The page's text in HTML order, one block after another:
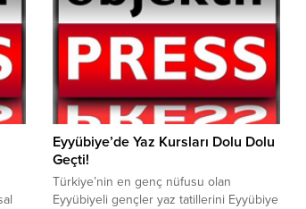
Eyyübiye’de Yaz Kursları Dolu Dolu
Geçti!
Türkiye’nin en genç nüfusu olan
Eyyübiyeli gençler yaz tatillerini Eyyübiye